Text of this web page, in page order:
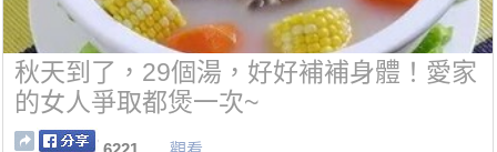
秋天到了，29個湯，好好補補身體！愛家
的女人爭取都煲一次~